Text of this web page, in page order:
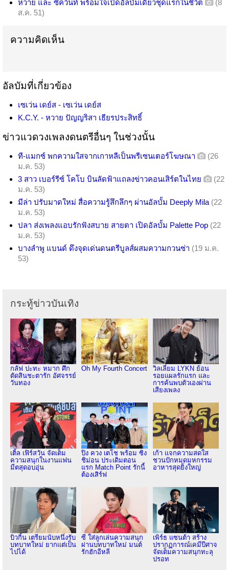
หวาย และ ซีควินท์ พร้อมใจเปิดอัลบั้มเดี่ยวชุดแรกในชีวิต
(8
ส.ค. 51)
ความคิดเห็น
อัลบัมที่เกี่ยวข้อง
เซเว่น เดย์ส - เซเว่น เดย์ส
K.C.Y. - หวาย ปัญญริสา เธียรประสิทธิ์
ข่าวแวดวงเพลงดนตรีอื่นๆ ในช่วงนั้น
ที-แมกซ์ พกความใสจากเกาหลีเป็นพรีเซนเตอร์โฆษณา
(26
ม.ค. 53)
3 สาว เบอร์รีซ์ โคโบ บินลัดฟ้าแถลงข่าวคอนเสิร์ตในไทย
(22
ม.ค. 53)
มีล่า ปรับมาดใหม่ สื่อความรู้สึกลึกๆ ผ่านอัลบั้ม Deeply Mila (22
ม.ค. 53)
ปลา ส่งเพลงแอบรักฟังสบาย สายตา เปิดอัลบั้ม Palette Pop (22
ม.ค. 53)
บางลำพู แบนด์ ดึงจุดเด่นดนตรีบูลส์ผสมความกวนซ่า (19 ม.ค.
53)
กระทู้ข่าวบันเทิง
กลัฟ ปะทะ หมาก ศึก
ตัดสินชะตารัก อัศจรรย์
วันทอง
Oh My Fourth Concert
วิลเลี่ยม LYKN ย้อน
รอยแผลรักแรก และ
การค้นพบตัวเองผ่าน
เสียงเพลง
เติ้ล เฟิร์สวัน จัดเต็ม
ความสนุกในงานแฟน
มีตสุดอบอุ่น
ปิง ควง เตโช พร้อม ซิง
ชิม่อน ประเดิมตอน
แรก Match Point รักนี้
ต้องเสิร์ฟ
เก้า แจกความสดใส
ชวนปักหมุดมหกรรม
อาหารสุดยิ่งใหญ่
บิวกิ้น เตรียมนับหนึ่งรับ
บทบาทใหม่ ยากแต่เป็น
ไปได้
ซี ใส่ลูกเล่นความสนุก
ผ่านบทบาทใหม่ มนต์
รักฮักอีหลี
เพิร์ธ แซนต้า สร้าง
ปรากฏการณ์เคมีปีศาจ
จัดเต็มความสนุกทะลุ
ปรอท